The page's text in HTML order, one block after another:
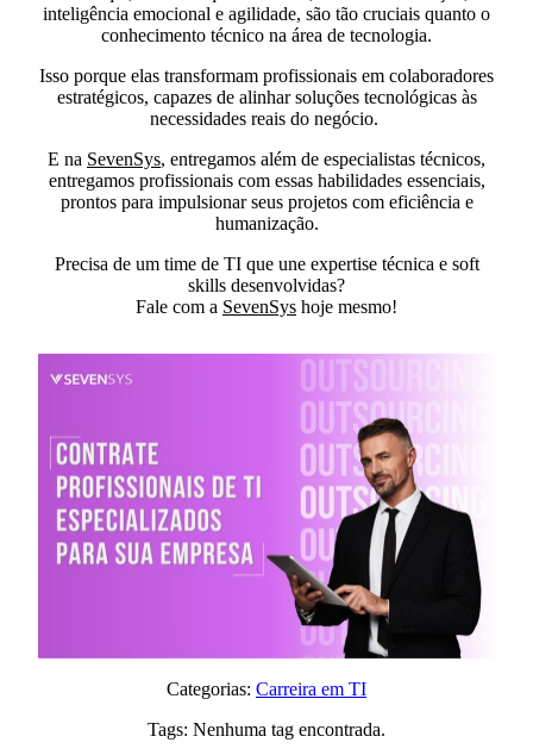
inteligência emocional e agilidade, são tão cruciais quanto o
conhecimento técnico na área de tecnologia.
Isso porque elas transformam profissionais em colaboradores
estratégicos, capazes de alinhar soluções tecnológicas às
necessidades reais do negócio.
E na SevenSys, entregamos além de especialistas técnicos,
entregamos profissionais com essas habilidades essenciais,
prontos para impulsionar seus projetos com eficiência e
humanização.
Precisa de um time de TI que une expertise técnica e soft
skills desenvolvidas?
Fale com a SevenSys hoje mesmo!
Categorias: Carreira em TI
Tags: Nenhuma tag encontrada.